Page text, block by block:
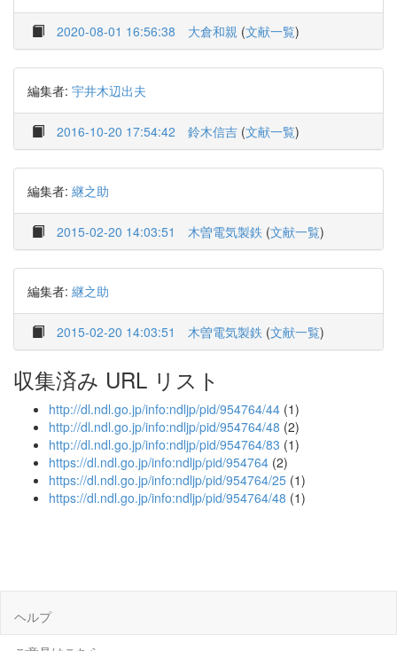
2020-08-01 16:56:38 大倉和親 (文献一覧)
編集者: 宇井木辺出夫
2016-10-20 17:54:42 鈴木信吉 (文献一覧)
編集者: 継之助
2015-02-20 14:03:51 木曽電気製鉄 (文献一覧)
編集者: 継之助
2015-02-20 14:03:51 木曽電気製鉄 (文献一覧)
収集済み URL リスト
http://dl.ndl.go.jp/info:ndljp/pid/954764/44 (1)
http://dl.ndl.go.jp/info:ndljp/pid/954764/48 (2)
http://dl.ndl.go.jp/info:ndljp/pid/954764/83 (1)
https://dl.ndl.go.jp/info:ndljp/pid/954764 (2)
https://dl.ndl.go.jp/info:ndljp/pid/954764/25 (1)
https://dl.ndl.go.jp/info:ndljp/pid/954764/48 (1)
ヘルプ